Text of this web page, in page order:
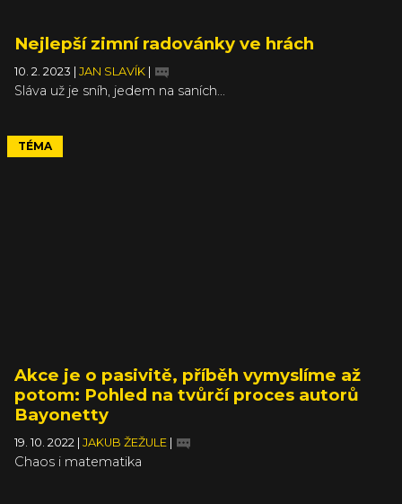
Nejlepší zimní radovánky ve hrách
10. 2. 2023 JAN SLAVÍK
Sláva už je sníh, jedem na saních...
TÉMA
Akce je o pasivitě, příběh vymyslíme až
potom: Pohled na tvůrčí proces autorů
Bayonetty
19. 10. 2022 JAKUB ŽEŽULE
Chaos i matematika